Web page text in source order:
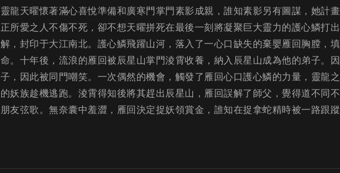
靈龍天曜懷著滿心喜悅準備和廣寒門掌門素影成親，誰知素影另有圖謀，她計
正所愛之人不傷不死，卻不想天曜拼死在最後一刻將凝聚巨大靈力的護心鱗打
解，封印于大江南北。護心鱗飛躍山河，落入了一心口缺失的棄嬰雁回胸膛，
命。十年後，流浪的雁回被辰星山掌門淩霄收養，納入辰星山成為他的弟子。
子，因此被同門嘲笑。一次偶然的機會，觸發了雁回心口護心鱗的力量，靈龍
的妖族趁機逃跑。淩霄得知後將其趕出辰星山，雁回誤解了師父，覺得道不同
朋友弦歌。無奈囊中羞澀，雁回決定捉妖領賞金，誰知在捉拿蛇精時被一路跟蹤